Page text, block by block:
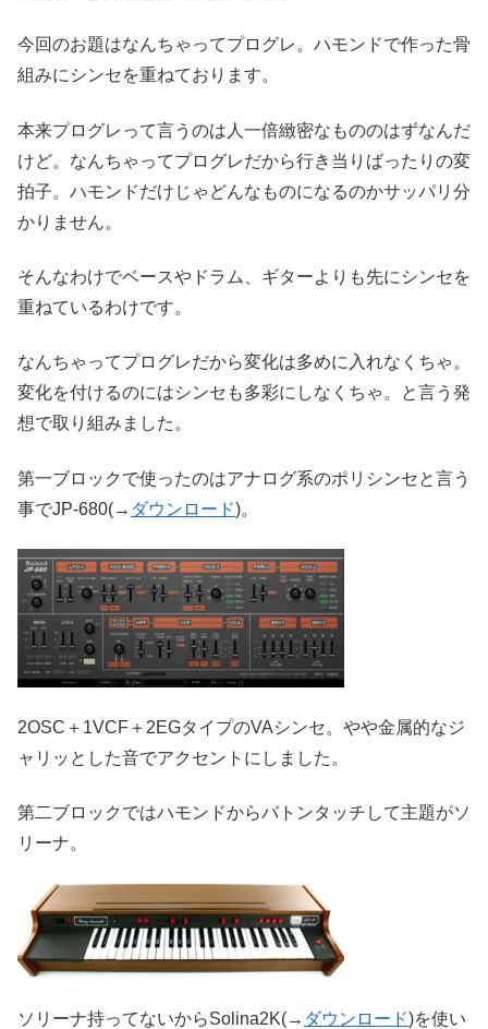
今回のお題はなんちゃってプログレ。ハモンドで作った骨
組みにシンセを重ねております。
本来プログレって言うのは人一倍緻密なもののはずなんだ
けど。なんちゃってプログレだから行き当りばったりの変
拍子。ハモンドだけじゃどんなものになるのかサッパリ分
かりません。
そんなわけでベースやドラム、ギターよりも先にシンセを
重ねているわけです。
なんちゃってプログレだから変化は多めに入れなくちゃ。
変化を付けるのにはシンセも多彩にしなくちゃ。と言う発
想で取り組みました。
第一ブロックで使ったのはアナログ系のポリシンセと言う
事でJP-680(→ ダウンロード)。
2OSC＋1VCF＋2EGタイプのVAシンセ。やや金属的なジ
ャリッとした音でアクセントにしました。
第二ブロックではハモンドからバトンタッチして主題がソ
リーナ。
ソリーナ持ってないからSolina2K(→ ダウンロード)を使い